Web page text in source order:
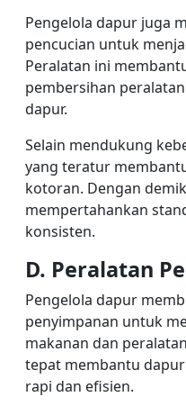
Pengelola dapur juga
pencucian untuk
Peralatan ini
pembersihan
dapur.
Selain mendukung
yang teratur
kotoran. Dengan
mempertahankan
konsisten.
D. Peralatan
Pengelola dapur
penyimpanan untuk
makanan dan
tepat membantu
rapi dan efisien.